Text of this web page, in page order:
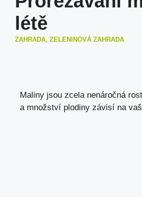
létě
ZAHRADA, ZELENINOVÁ ZAHRADA
Maliny jsou zcela nenáročná
a množství plodiny závisí na